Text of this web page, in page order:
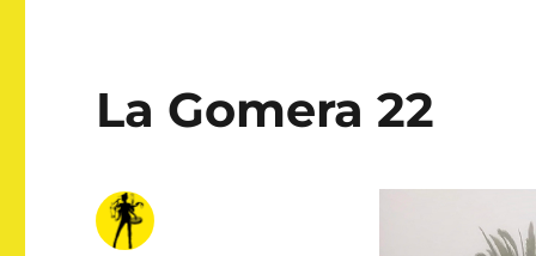
La Gomera 22